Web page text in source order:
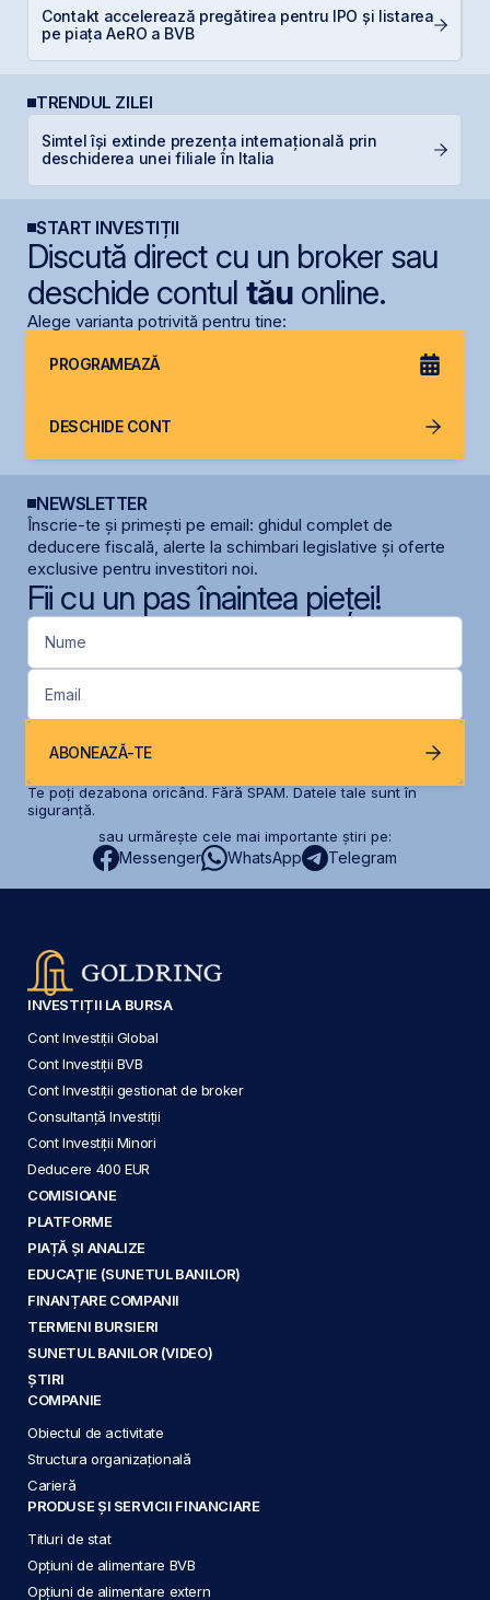
Contakt accelerează pregătirea pentru IPO și listarea
pe piața AeRO a BVB
TRENDUL ZILEI
Simtel își extinde prezența internațională prin
deschiderea unei filiale în Italia
START INVESTIȚII
Discută direct cu un broker sau
deschide contul tăuonline.
Alege varianta potrivită pentru tine:
PROGRAMEAZĂ
DESCHIDE CONT
NEWSLETTER
Înscrie-te și primești pe email: ghidul complet de
deducere fiscală, alerte la schimbari legislative și oferte
exclusive pentru investitori noi.
Fii cu un pas înaintea pieței!
Nume
Email
ABONEAZĂ-TE
Te poți dezabona oricând. Fără SPAM. Datele tale sunt în
siguranță.
sau urmărește cele mai importante știri pe:
Messenger WhatsApp Telegram
INVESTIȚII LA BURSA
Cont Investiții Global
Cont Investiții BVB
Cont Investiții gestionat de broker
Consultanță Investiții
Cont Investiții Minori
Deducere 400 EUR
COMISIOANE
PLATFORME
PIAȚĂ ȘI ANALIZE
EDUCAȚIE (SUNETUL BANILOR)
FINANȚARE COMPANII
TERMENI BURSIERI
SUNETUL BANILOR (VIDEO)
ȘTIRI
COMPANIE
Obiectul de activitate
Structura organizațională
Carieră
PRODUSE ȘI SERVICII FINANCIARE
Titluri de stat
Opțiuni de alimentare BVB
Opțiuni de alimentare extern